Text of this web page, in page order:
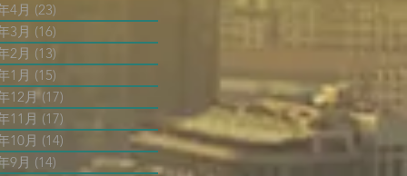
4月 (23)
3月 (16)
2月 (13)
1月 (15)
12月 (17)
11月 (17)
10月 (14)
9月 (14) 14 篇文章